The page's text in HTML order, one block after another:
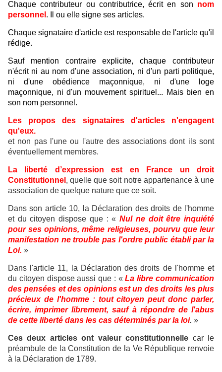
Chaque contributeur ou contributrice, écrit en son nom
personnel . Il ou elle signe ses articles.
Chaque signataire d'article est responsable de l'article qu'il
rédige.
Sauf mention contraire explicite, chaque contributeur
n'écrit ni au nom d'une association, ni d'un parti politique,
ni d'une obédience maçonnique, ni d'une loge
maçonnique, ni d'un mouvement spirituel... Mais bien en
son nom personnel.
Les propos des signataires d'articles n'engagent
qu'eux.
et non pas l'une ou l'autre des associations dont ils sont
éventuellement membres.
La liberté d’expression est en France un droit
Constitutionnel , quelle que soit notre appartenance à une
association de quelque nature que ce soit.
Dans son article 10, la Déclaration des droits de l'homme
et du citoyen dispose que : «Nul ne doit être inquiété
pour ses opinions, même religieuses, pourvu que leur
manifestation ne trouble pas l'ordre public établi par la
Loi. »
Dans l'article 11, la Déclaration des droits de l'homme et
du citoyen dispose aussi que : «La libre communication
des pensées et des opinions est un des droits les plus
précieux de l'homme : tout citoyen peut donc parler,
écrire, imprimer librement, sauf à répondre de l'abus
de cette liberté dans les cas déterminés par la loi. »
Ces deux articles ont valeur constitutionnelle car le
préambule de la Constitution de la Ve République renvoie
à la Déclaration de 1789.